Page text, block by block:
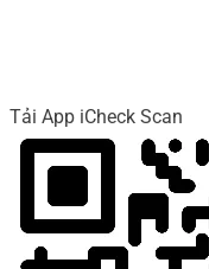
Tải App iCheck Scan